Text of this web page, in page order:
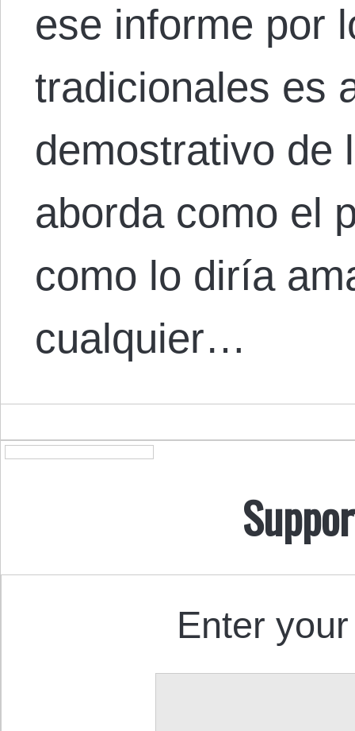
ese informe por
tradicionales es
demostrativo de
aborda como el
como lo diría
cualquier…
Enter